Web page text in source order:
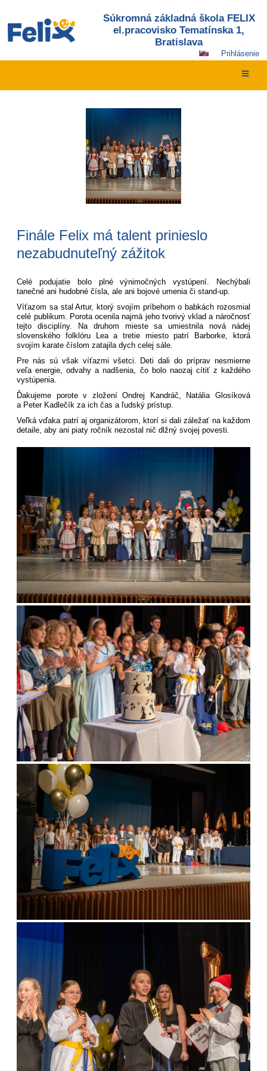
Súkromná základná škola FELIX
el.pracovisko Tematínska 1,
Bratislava
Prihlásenie
Finále Felix má talent prinieslo
nezabudnuteľný zážitok
Celé podujatie bolo plné výnimočných vystúpení. Nechýbali
tanečné ani hudobné čísla, ale ani bojové umenia či stand-up.
Víťazom sa stal Artur, ktorý svojím príbehom o babkách rozosmial
celé publikum. Porota ocenila najmä jeho tvorivý vklad a náročnosť
tejto disciplíny. Na druhom mieste sa umiestnila nová nádej
slovenského folklóru Lea a tretie miesto patrí Barborke, ktorá
svojím karate číslom zatajila dych celej sále.
Pre nás sú však víťazmi všetci. Deti dali do príprav nesmierne
veľa energie, odvahy a nadšenia, čo bolo naozaj cítiť z každého
vystúpenia.
Ďakujeme porote v zložení Ondrej Kandráč, Natália Glosíková
a Peter Kadlečík za ich čas a ľudský prístup.
Veľká vďaka patrí aj organizátorom, ktorí si dali záležať na každom
detaile, aby ani piaty ročník nezostal nič dlžný svojej povesti.